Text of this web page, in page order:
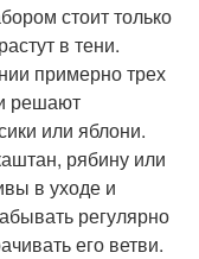
стоит только
в тени.
примерно трех
решают
или яблони.
рябину или
в уходе и
регулярно
его ветви.